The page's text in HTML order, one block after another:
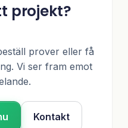
projekt?
prover eller få
Vi ser fram emot
Kontakt